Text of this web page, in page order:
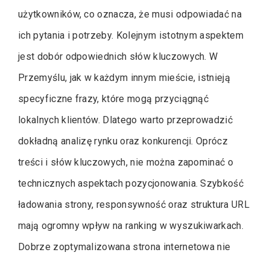
użytkowników, co oznacza, że musi odpowiadać na
ich pytania i potrzeby. Kolejnym istotnym aspektem
jest dobór odpowiednich słów kluczowych. W
Przemyślu, jak w każdym innym mieście, istnieją
specyficzne frazy, które mogą przyciągnąć
lokalnych klientów. Dlatego warto przeprowadzić
dokładną analizę rynku oraz konkurencji. Oprócz
treści i słów kluczowych, nie można zapominać o
technicznych aspektach pozycjonowania. Szybkość
ładowania strony, responsywność oraz struktura URL
mają ogromny wpływ na ranking w wyszukiwarkach.
Dobrze zoptymalizowana strona internetowa nie